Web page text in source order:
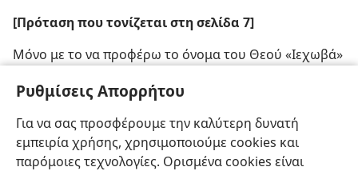
Ρυθμίσεις Απορρήτου
Για να σας προσφέρουμε την καλύτερη δυνατή
εμπειρία χρήσης, χρησιμοποιούμε cookies και
παρόμοιες τεχνολογίες. Ορισμένα cookies είναι
[Πρόταση που τονίζεται στη σελίδα 7]
Μόνο με το να προφέρω το όνομα του Θεού «Ιεχωβά»
[Πρόταση που τονίζεται στη σελίδα 7]
Η χαρά μου τον έκανε ν’ αντιλήφθη ότι τα ναρκωτικά
τον έκαναν ολοένα και πιο δυστυχισμένο